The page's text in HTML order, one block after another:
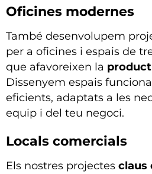
Oficines modernes
També desenvolupem
per a oficines i espais de
que afavoreixen la
Dissenyem espais
eficients, adaptats a les
equip i del teu negoci.
Locals comercials
Els nostres projectes claus